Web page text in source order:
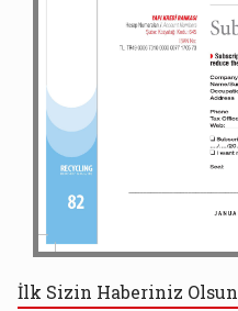
İlk Sizin Haberiniz Olsun